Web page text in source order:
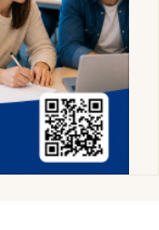
Comté